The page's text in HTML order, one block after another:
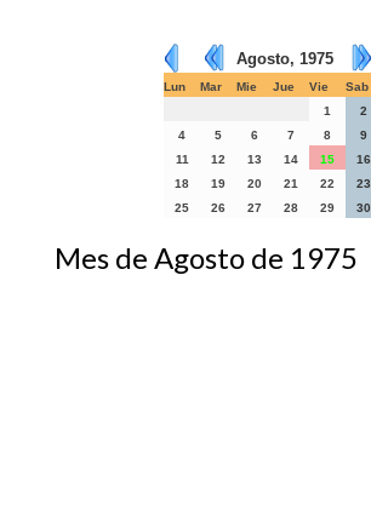
Agosto, 1975
Lun Mar Mie Jue Vie Sab
1
2
4
5 6 7 8 9
11
12 13 14 15 16
18
19 20 21 22 23
25
26 27 28 29 30
Mes de Agosto de 1975